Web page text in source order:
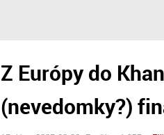
Z Európy do
(nevedomky?)